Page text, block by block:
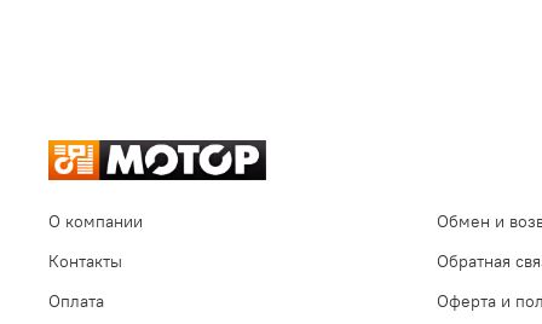
О компании
Контакты
Оплата
Обмен и
Обратная
Оферта и